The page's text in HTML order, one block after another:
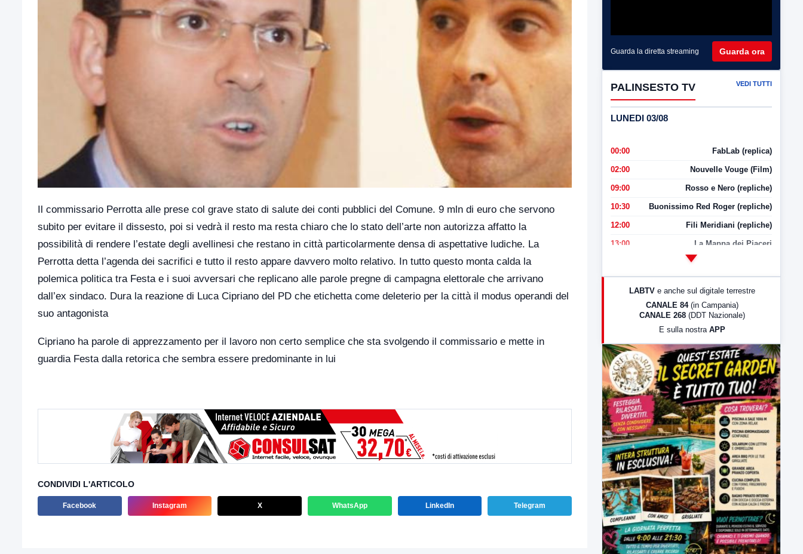
Il commissario Perrotta alle prese col grave stato di salute dei conti pubblici del Comune. 9 mln di euro che servono
subito per evitare il dissesto, poi si vedrà il resto ma resta chiaro che lo stato dell’arte non autorizza affatto la
possibilità di rendere l’estate degli avellinesi che restano in città particolarmente densa di aspettative ludiche. La
Perrotta detta l’agenda dei sacrifici e tutto il resto appare davvero molto relativo. In tutto questo monta calda la
polemica politica tra Festa e i suoi avversari che replicano alle parole pregne di campagna elettorale che arrivano
dall’ex sindaco. Dura la reazione di Luca Cipriano del PD che etichetta come deleterio per la città il modus operandi del
suo antagonista
Cipriano ha parole di apprezzamento per il lavoro non certo semplice che sta svolgendo il commissario e mette in
guardia Festa dalla retorica che sembra essere predominante in lui
CONDIVIDI L'ARTICOLO
Facebook Instagram X WhatsApp LinkedIn Telegram
Guarda la diretta streaming Guarda ora
PALINSESTO TV VEDI TUTTI
LUNEDI 03/08
00:00 FabLab (replica)
02:00 Nouvelle Vouge (Film)
09:00 Rosso e Nero (repliche)
10:30 Buonissimo Red Roger (repliche)
12:00 Fili Meridiani (repliche)
13:00 La Mappa dei Piaceri
LabNews (Diretta)
23:00 LabNews (replica)
LABTV e anche sul digitale terrestre
CANALE 84 (in Campania)
CANALE 268 (DDT Nazionale)
E sulla nostra APP
VIDEO POLITICA